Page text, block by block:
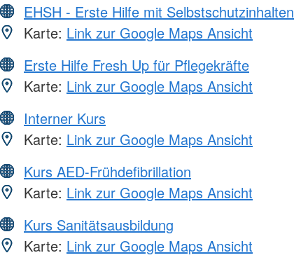
EHSH - Erste Hilfe mit Selbstschutzinhalten
Karte: Link zur Google Maps Ansicht
Erste Hilfe Fresh Up für Pflegekräfte
Karte: Link zur Google Maps Ansicht
Interner Kurs
Karte: Link zur Google Maps Ansicht
Kurs AED-Frühdefibrillation
Karte: Link zur Google Maps Ansicht
Kurs Sanitätsausbildung
Karte: Link zur Google Maps Ansicht